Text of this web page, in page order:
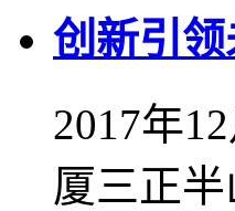
创新引
2017年
厦三正